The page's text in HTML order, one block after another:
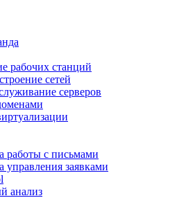
рабочих станций
сетей
серверов
работы с письмами
управления заявками
анализ